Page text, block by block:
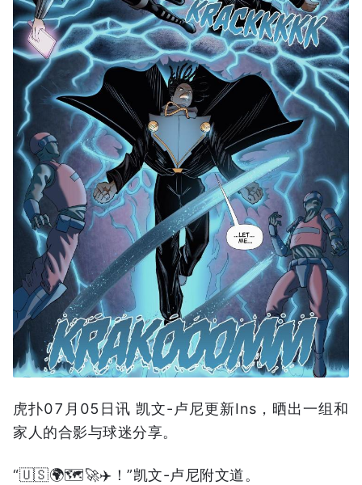
虎扑07月05日讯 凯文-卢尼更新Ins，晒出一组和
家人的合影与球迷分享。
“🇺🇸🌍🗺️🚀✈️！”凯文-卢尼附文道。